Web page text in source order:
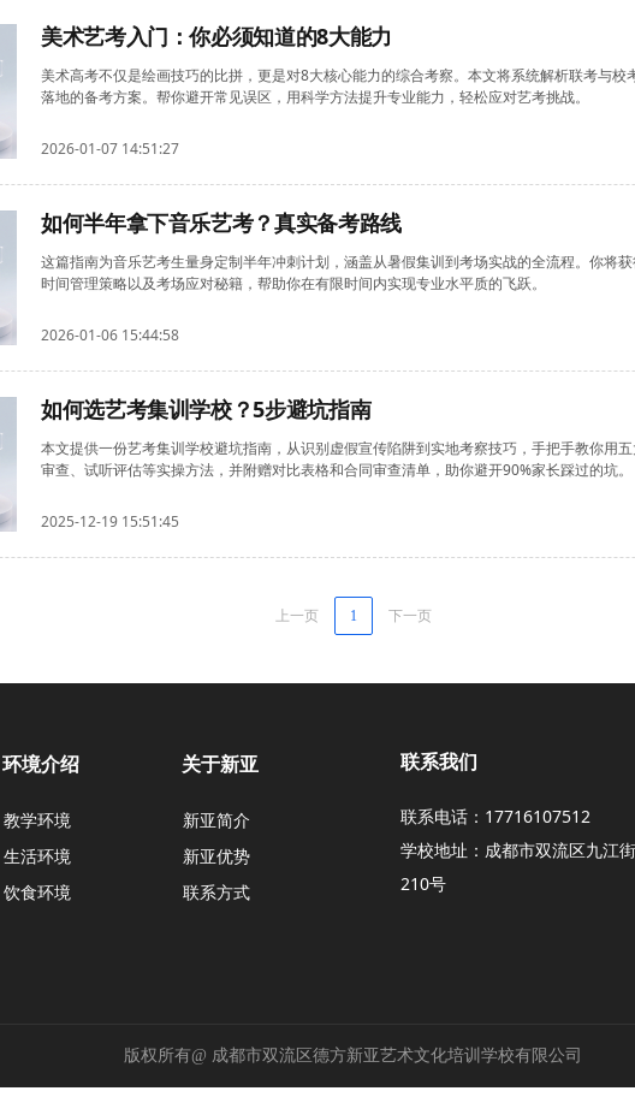
美术艺考入门：你必须知道的8大能力
美术高考不仅是绘画技巧的比拼，更是对8大核心能力的综合考察。本文将系统解析联考与
落地的备考方案。帮你避开常见误区，用科学方法提升专业能力，轻松应对艺考挑战。
2026-01-07 14:51:27
如何半年拿下音乐艺考？真实备考路线
这篇指南为音乐艺考生量身定制半年冲刺计划，涵盖从暑假集训到考场实战的全流程。你将
时间管理策略以及考场应对秘籍，帮助你在有限时间内实现专业水平质的飞跃。
2026-01-06 15:44:58
如何选艺考集训学校？5步避坑指南
本文提供一份艺考集训学校避坑指南，从识别虚假宣传陷阱到实地考察技巧，手把手教你用
审查、试听评估等实操方法，并附赠对比表格和合同审查清单，助你避开90%家长踩过的坑。
2025-12-19 15:51:45
上一页 1 下一页
版权所有@ 成都市双流区德方新亚艺术文化培训学校有限公司
新亚简介
新亚优势
联系方式
关于新亚
环境介绍
教学环境
生活环境
饮食环境
联系我们
联系电话：17716107512
学校地址：成都市双流区九江
210号